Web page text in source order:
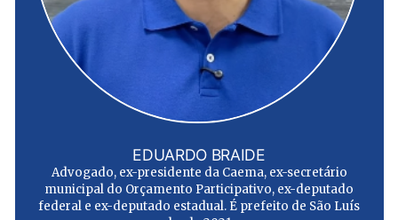
EDUARDO BRAIDE
Advogado, ex-presidente da Caema, ex-secretário
municipal do Orçamento Participativo, ex-deputado
federal e ex-deputado estadual. É prefeito de São Luís